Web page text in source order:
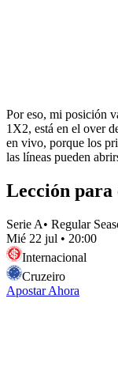
Por eso, mi posición
1X2, está en el over
en vivo, porque los
las líneas pueden
Lección para
Serie A• Regular
Mié 22 jul • 20:00
Internacional
Cruzeiro
Apostar Ahora